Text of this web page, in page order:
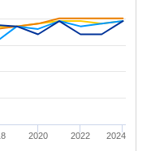
2020 2022 2024